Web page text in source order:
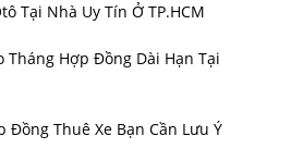
Tại Nhà Uy Tín Ở TP.HCM
Tháng Hợp Đồng Dài Hạn Tại
Đồng Thuê Xe Bạn Cần Lưu Ý